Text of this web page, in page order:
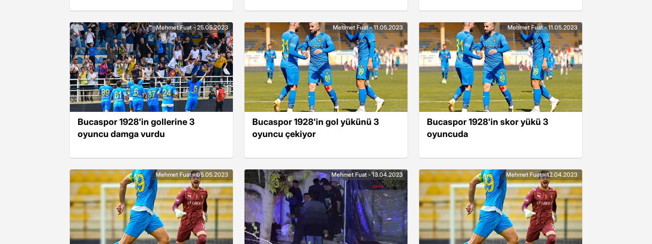
Bucaspor 1928'in gollerine 3
oyuncu damga vurdu
Mehmet Fuat - 25.05.2023
Bucaspor 1928'in gol yükünü 3
oyuncu çekiyor
Mehmet Fuat - 11.05.2023
Bucaspor 1928'in skor yükü 3
oyuncuda
Mehmet Fuat - 11.05.2023
Mehmet Fuat - 05.05.2023 Mehmet Fuat - 13.04.2023 Mehmet Fuat - 12.04.2023